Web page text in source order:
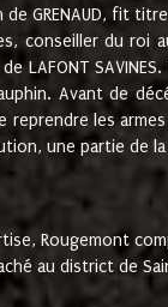
de GRENAUD, fit
conseiller du roi
LAFONT
Avant de
reprendre les
une partie de
Rougemont
au district de